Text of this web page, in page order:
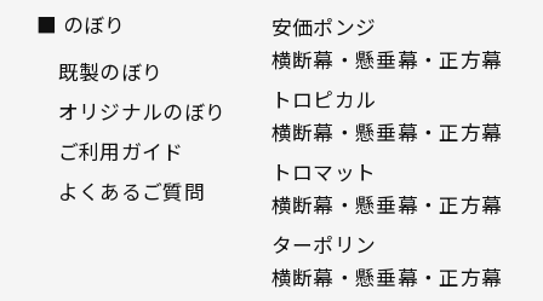
■ のぼり
既製のぼり
オリジナルのぼり
ご利用ガイド
よくあるご質問
安価ポンジ
横断幕・懸垂幕・正方幕
トロピカル
横断幕・懸垂幕・正方幕
トロマット
横断幕・懸垂幕・正方幕
ターポリン
横断幕・懸垂幕・正方幕